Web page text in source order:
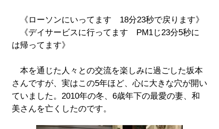
《ローソンにいってます 18分23秒で戻ります》
《デイサービスに行ってます PM1じ23分5秒に
は帰ってます》
本を通じた人々との交流を楽しみに過ごした坂本
さんですが、実はこの5年ほど、心に大きな穴が開い
ていました。2010年の冬、6歳年下の最愛の妻、和
美さんを亡くしたのです。